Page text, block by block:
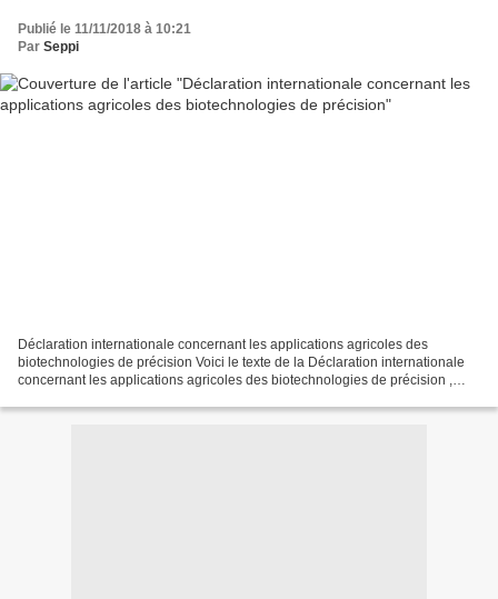
Publié le 11/11/2018 à 10:21
Par Seppi
Déclaration internationale concernant les applications agricoles des
biotechnologies de précision Voici le texte de la Déclaration internationale
concernant les applications agricoles des biotechnologies de précision ,